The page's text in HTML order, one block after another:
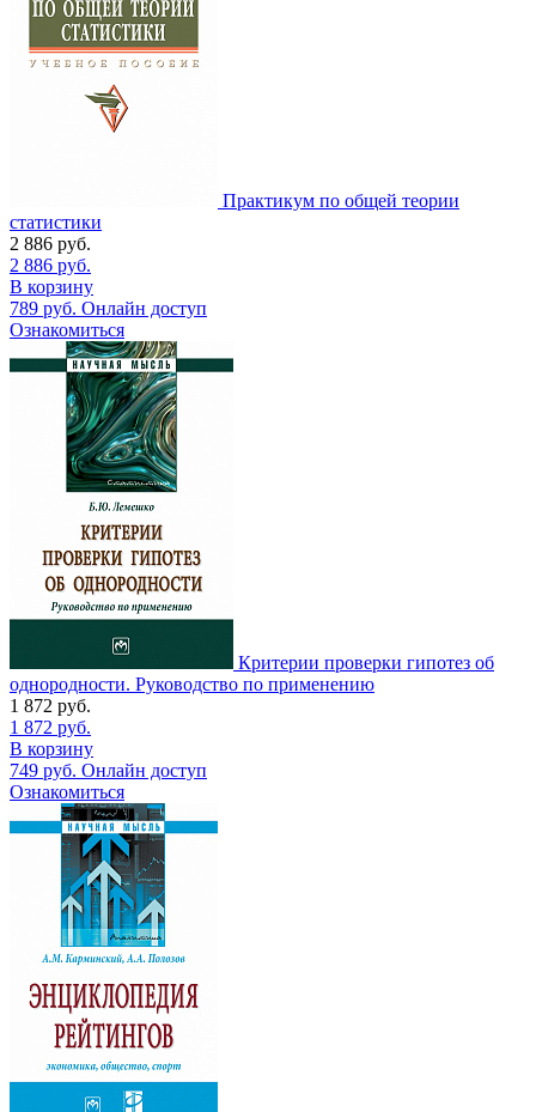
Практикум по общей теории
статистики
2 886 руб.
2 886 руб.
В корзину
789 руб. Онлайн доступ
Ознакомиться
Критерии проверки гипотез об
однородности. Руководство по применению
1 872 руб.
1 872 руб.
В корзину
749 руб. Онлайн доступ
Ознакомиться